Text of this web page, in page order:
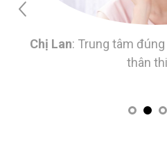
Chị Lan: Trung tâm
thân